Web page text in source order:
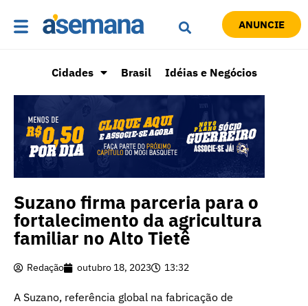
ANUNCIE
Cidades Brasil Idéias e Negócios
Suzano firma parceria para o
fortalecimento da agricultura
familiar no Alto Tietê
Redação outubro 18, 2023 13:32
A Suzano, referência global na fabricação de